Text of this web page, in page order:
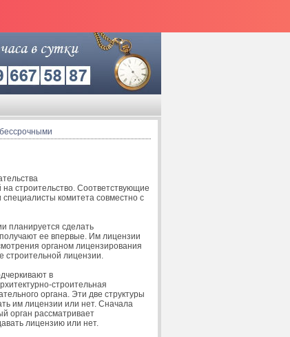
строительство. Соответствующие
комитета совместно с
планируется сделать
ее впервые. Им лицензии
органом лицензирования
строительной лицензии.
в
строительная
органа. Эти две структуры
им лицензии или нет. Сначала
орган рассматривает
лицензию или нет.